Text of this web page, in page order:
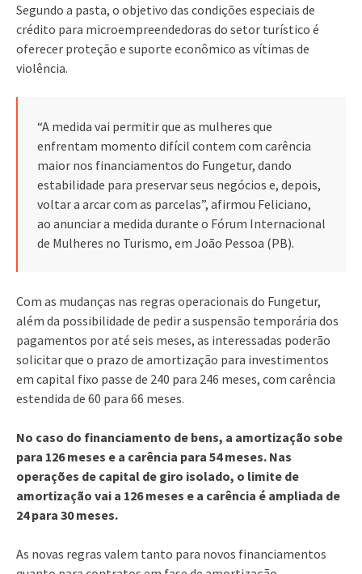
Segundo a pasta, o objetivo das condições especiais de
crédito para microempreendedoras do setor turístico é
oferecer proteção e suporte econômico as vítimas de
violência.
“A medida vai permitir que as mulheres que
enfrentam momento difícil contem com carência
maior nos financiamentos do Fungetur, dando
estabilidade para preservar seus negócios e, depois,
voltar a arcar com as parcelas”, afirmou Feliciano,
ao anunciar a medida durante o Fórum Internacional
de Mulheres no Turismo, em João Pessoa (PB).
Com as mudanças nas regras operacionais do Fungetur,
além da possibilidade de pedir a suspensão temporária dos
pagamentos por até seis meses, as interessadas poderão
solicitar que o prazo de amortização para investimentos
em capital fixo passe de 240 para 246 meses, com carência
estendida de 60 para 66 meses.
No caso do financiamento de bens, a amortização sobe
para 126 meses e a carência para 54 meses. Nas
operações de capital de giro isolado, o limite de
amortização vai a 126 meses e a carência é ampliada de
24 para 30 meses.
As novas regras valem tanto para novos financiamentos